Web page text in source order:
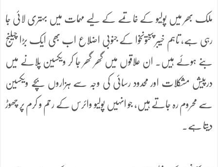
ملک بھر میں پولیو کے خاتمے کے لیے مہمات میں بہتری لائی جا
رہی ہے، تاہم خیبر پختونخوا کے جنوبی اضلاع اب بھی ایک بڑا چیلنج
بنے ہوئے ہیں۔ ان علاقوں میں گھر گھر جا کر ویکسین پلانے میں
درپیش مشکلات اور محدود رسائی کی وجہ سے ہزاروں بچے ویکسین
سے محروم رہ جاتے ہیں، جو انہیں پولیو وائرس کے رحم و کرم پر چھوڑ
دیتا ہے۔